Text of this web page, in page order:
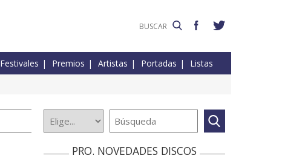
Festivales Premios Artistas Portadas Listas
PRO. NOVEDADES DISCOS